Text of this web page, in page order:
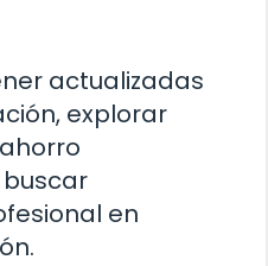
actualizadas
explorar
en